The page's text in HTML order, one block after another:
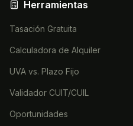
Herramientas
Tasación Gratuita
Calculadora de Alquiler
UVA vs. Plazo Fijo
Validador CUIT/CUIL
Oportunidades